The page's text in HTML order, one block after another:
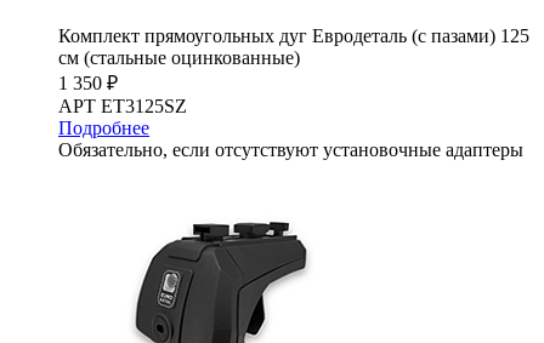
Комплект прямоугольных дуг Евродеталь (с пазами) 125
см (стальные оцинкованные)
1 350 ₽
АРТ ET3125SZ
Подробнее
Обязательно, если отсутствуют установочные адаптеры